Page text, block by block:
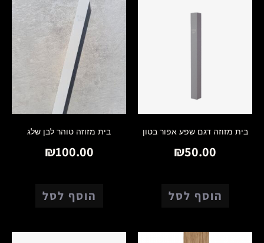
בית מזוזה דגם שפע אפור בטון
₪50.00
הוסף לסל
בית מזוזה טוהר לבן שלג
₪100.00
הוסף לסל